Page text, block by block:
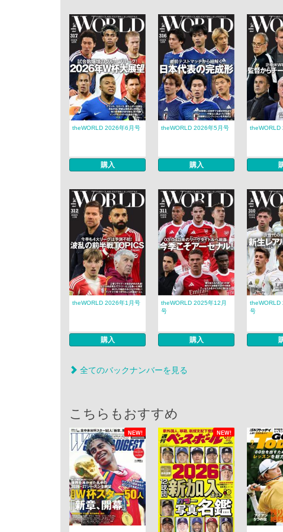
theWORLD 2026年6月号
購入
theWORLD 2026年5月号
購入
theWORLD
theWORLD 2026年1月号
購入
theWORLD 2025年12月
号
購入
theWORLD
号
全てのバックナンバーを見る
こちらもおすすめ
NEW! NEW!